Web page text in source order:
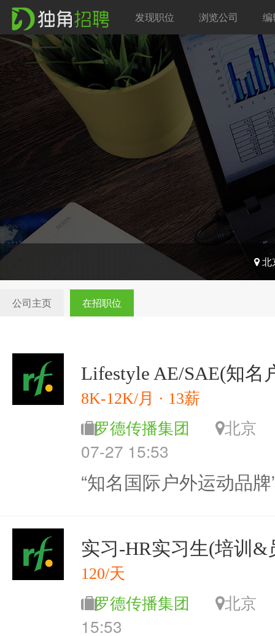
发现职位 浏览公司 编
公司主页 在招职位
Lifestyle AE/SAE(知名
8K-12K/月 · 13薪
罗德传播集团
北
07-27 15:53
“知名国际户外运动品牌
实习-HR实习生(培训&
120/天
罗德传播集团
北
15:53